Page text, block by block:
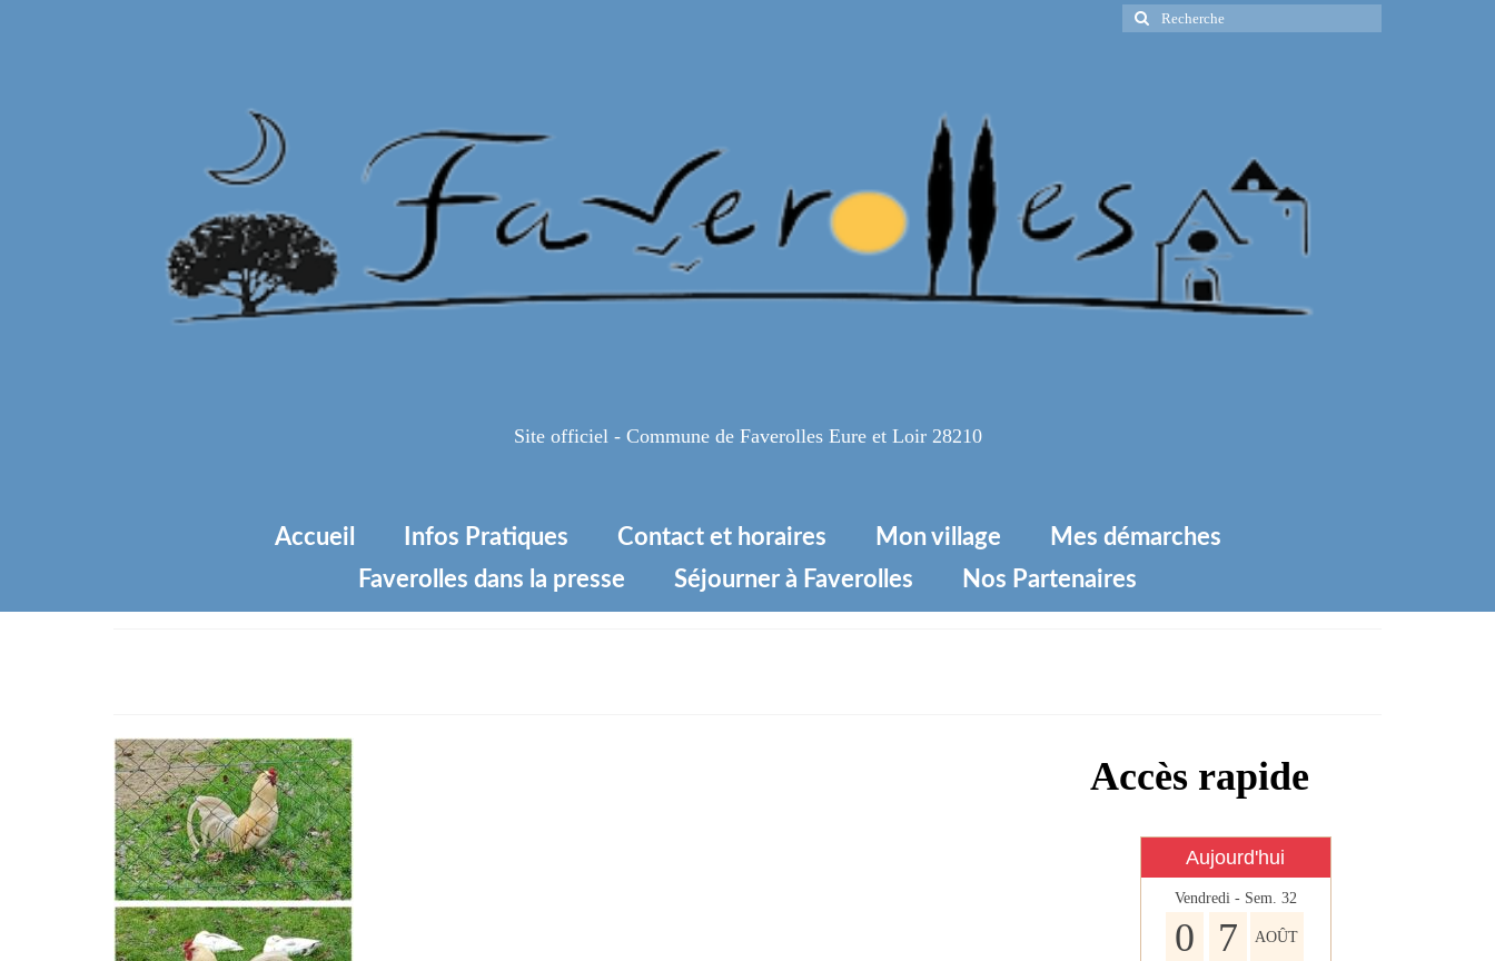
Rechercher
:
Site officiel - Commune de Faverolles Eure et Loir 28210
Accueil Infos Pratiques Contact et horaires Mon village
Mes démarches
Faverolles dans la presse
Séjourner à Faverolles Nos Partenaires
Accès rapide
Aujourd'hui
Vendredi - Sem. 32
0 7 AOÛT